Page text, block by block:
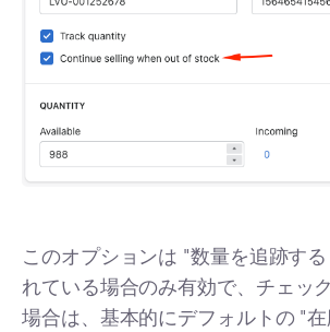
このオプションは "数量を追跡す
れている場合のみ有効で、チェッ
場合は、基本的にデフォルトの "